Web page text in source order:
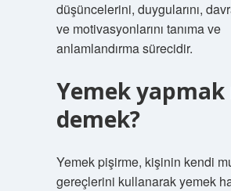
düşüncelerini, duygularını,
ve motivasyonlarını tanıma ve
anlamlandırma sürecidir.
Yemek yapmak
demek?
Yemek pişirme, kişinin kendi
gereçlerini kullanarak yemek